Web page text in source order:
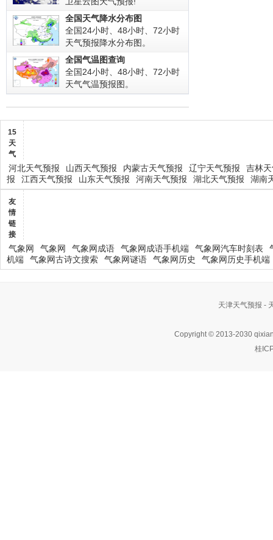
全国天气降水分布图
全国24小时、48小时、72小时
天气预报降水分布图。
全国气温图查询
全国24小时、48小时、72小时
天气气温预报图。
15
天
气
河北天气预报 山西天气预报 内蒙古天气预报 辽宁天气预报
吉林
报
江西天气预报 山东天气预报 河南天气预报 湖北天气预报 湖南
友
情
链
接
气象网 气象网 气象网成语 气象网成语手机端 气象网汽车时刻表
机端
气象网古诗文搜索 气象网谜语 气象网历史 气象网历史手机端
天津天气预报 -
Copyright © 2013-2030
桂